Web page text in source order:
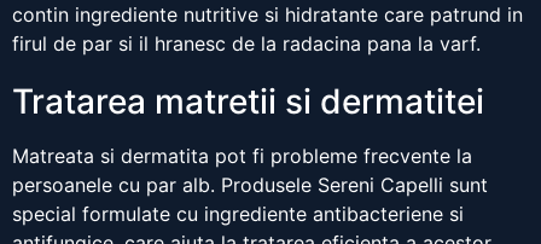
contin ingrediente nutritive si hidratante care patrund in
firul de par si il hranesc de la radacina pana la varf.
Tratarea matretii si dermatitei
Matreata si dermatita pot fi probleme frecvente la
persoanele cu par alb. Produsele Sereni Capelli sunt
special formulate cu ingrediente antibacteriene si